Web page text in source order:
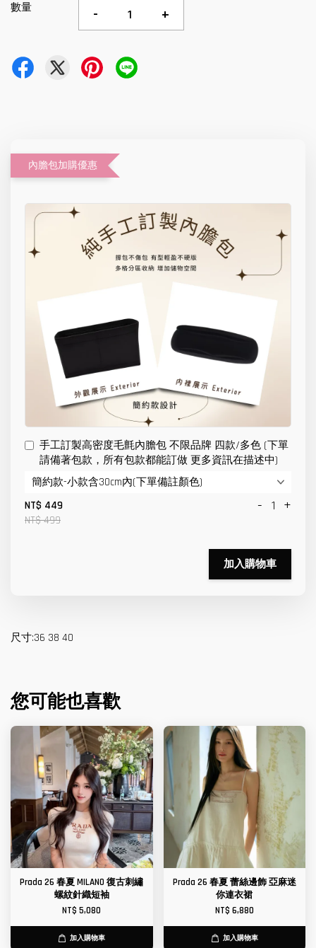
數量 - +
內膽包加購優惠
手工訂製高密度毛氈內膽包 不限品牌 四款/多色 (下單
請備著包款，所有包款都能訂做 更多資訊在描述中)
NT$ 449
NT$ 499
- +
加入購物車
尺寸:36 38 40
您可能也喜歡
Prada 26 春夏 MILANO 復古刺繡
螺紋針織短袖
NT$ 5,080
加入購物車
Prada 26 春夏 蕾絲邊飾 亞麻迷
你連衣裙
NT$ 6,880
加入購物車